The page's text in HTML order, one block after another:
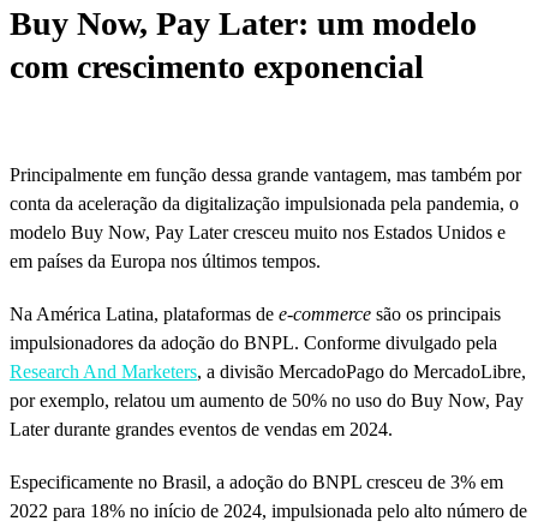
Buy Now, Pay Later: um modelo
com crescimento exponencial
Principalmente em função dessa grande vantagem, mas também por
conta da aceleração da digitalização impulsionada pela pandemia, o
modelo Buy Now, Pay Later cresceu muito nos Estados Unidos e
em países da Europa nos últimos tempos.
Na América Latina, plataformas de e-commerce são os principais
impulsionadores da adoção do BNPL. Conforme divulgado pela
Research And Marketers, a divisão MercadoPago do MercadoLibre,
por exemplo, relatou um aumento de 50% no uso do Buy Now, Pay
Later durante grandes eventos de vendas em 2024.
Especificamente no Brasil, a adoção do BNPL cresceu de 3% em
2022 para 18% no início de 2024, impulsionada pelo alto número de